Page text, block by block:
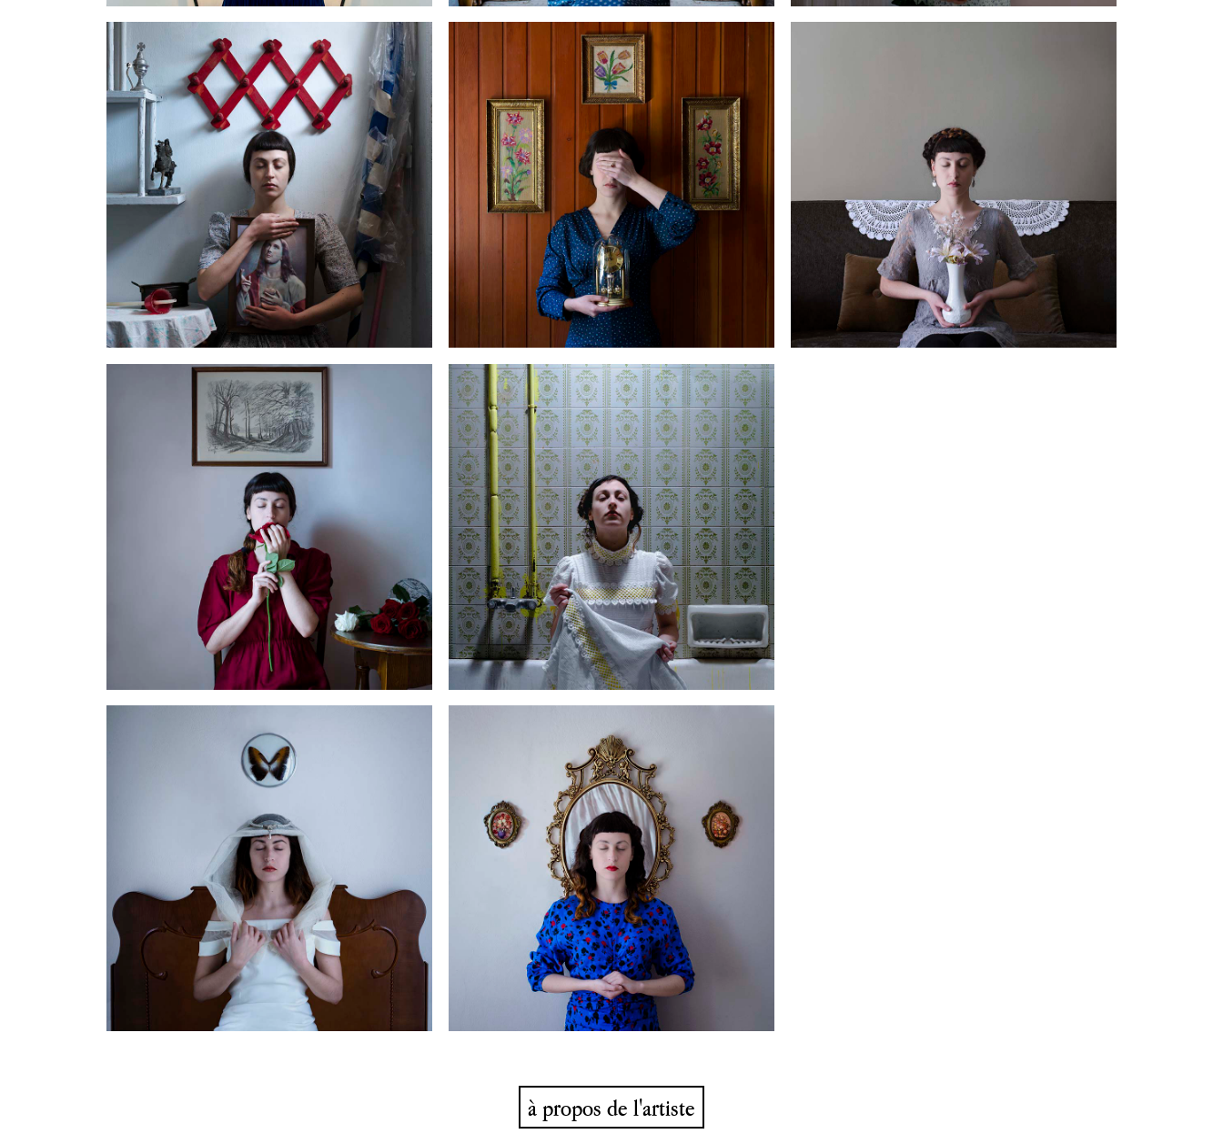
à propos de l'artiste